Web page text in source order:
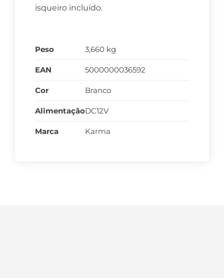
isqueiro incluído.
Peso 3,660 kg
EAN 5000000036592
Cor Branco
AlimentaçãoDC12V
Marca Karma